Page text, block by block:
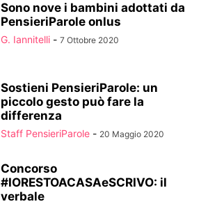
Sono nove i bambini adottati da
PensieriParole onlus
G. Iannitelli - 7 Ottobre 2020
Sostieni PensieriParole: un
piccolo gesto può fare la
differenza
Staff PensieriParole - 20 Maggio 2020
Concorso
#IORESTOACASAeSCRIVO: il
verbale